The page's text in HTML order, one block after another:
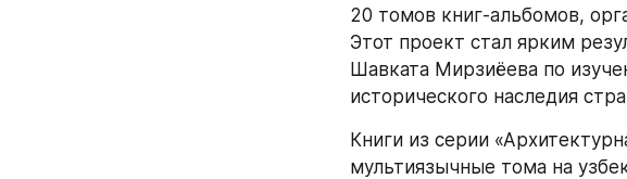
20 томов книг-альбомов,
Этот проект стал ярким
Шавката Мирзиёева по
исторического наследия
Книги из серии
мультиязычные тома на